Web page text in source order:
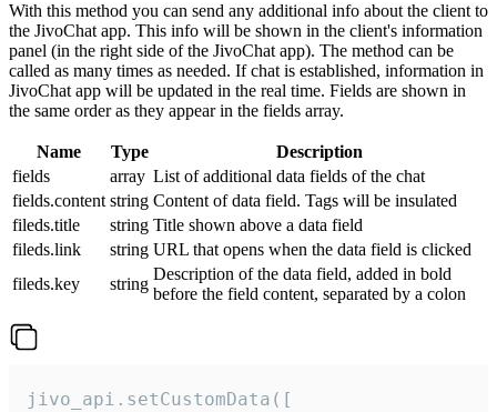
With this method you can send any additional info about the client to
the JivoChat app. This info will be shown in the client's information
panel (in the right side of the JivoChat app). The method can be
called as many times as needed. If chat is established, information in
JivoChat app will be updated in the real time. Fields are shown in
the same order as they appear in the fields array.
Name Type
Description
fields
array List of additional data fields of the chat
fields.content string Content of data field. Tags will be insulated
fileds.title
string Title shown above a data field
fileds.link
string URL that opens when the data field is clicked
fileds.key
string
Description of the data field, added in bold
before the field content, separated by a colon
jivo_api.setCustomData([